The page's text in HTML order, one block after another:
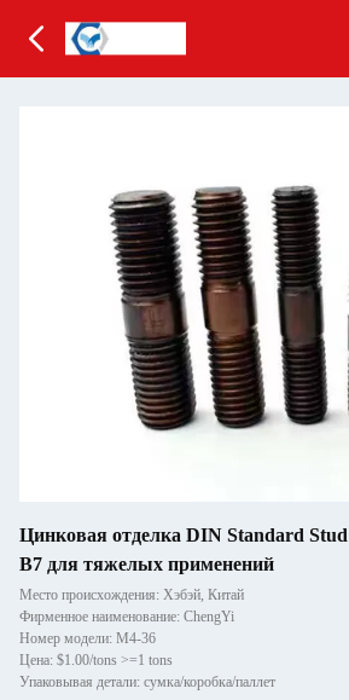
Цинковая отделка DIN Standard
B7 для тяжелых применений
Место происхождения: Хэбэй, Китай
Фирменное наименование: ChengYi
Номер модели: М4-36
Цена: $1.00/tons >=1 tons
Упаковывая детали: сумка/коробка/паллет